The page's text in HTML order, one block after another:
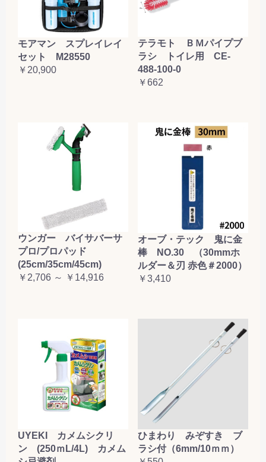
モアマン スプレイレイ
セット M28550
￥20,900
テラモト ＢＭパイプブ
ラシ トイレ用 CE-
488-100-0
￥662
ウンガー バイサバーサ
プロ/プロパッド
(25cm/35cm/45cm)
￥2,706 ～ ￥14,916
オーブ・テック 鬼に金
棒 NO.30 （30mmホ
ルダー＆刃 赤色＃2000）
￥3,410
UYEKI カメムシクリ
ン (250ｍL/4L) カメム
ひまわり みぞすき ブ
ラシ付（6mm/10ｍｍ）